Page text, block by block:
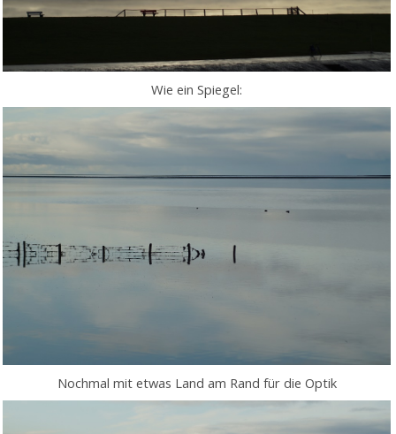
Wie ein Spiegel:
Nochmal mit etwas Land am Rand für die Optik